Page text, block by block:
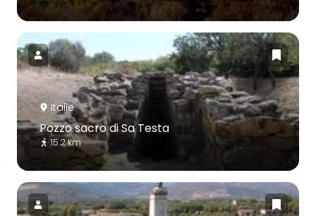
Italie
Pozzo sacro di Sa Testa
15.2 km